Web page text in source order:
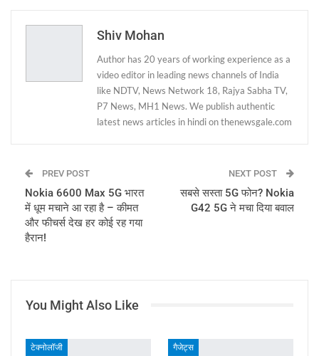
Email
Shiv Mohan
Author has 20 years of working experience as a
video editor in leading news channels of India
like NDTV, News Network 18, Rajya Sabha TV,
P7 News, MH1 News. We publish authentic
latest news articles in hindi on thenewsgale.com
PREV POST
Nokia 6600 Max 5G भारत
में धूम मचाने आ रहा है – कीमत
और फीचर्स देख हर कोई रह गया
हैरान!
NEXT POST
सबसे सस्ता 5G फोन? Nokia
G42 5G ने मचा दिया बवाल
You Might Also Like
टेक्नोलॉजी गैजेट्स